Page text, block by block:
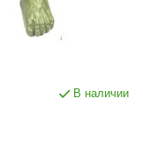
В наличии